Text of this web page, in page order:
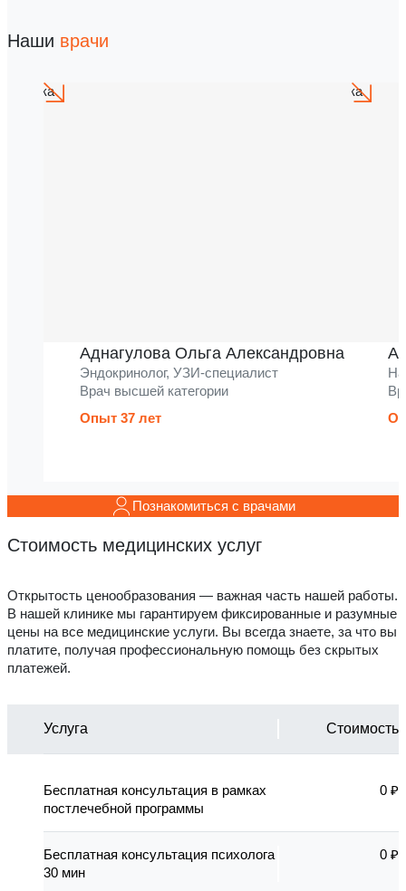
Наши врачи
Аднагулова Ольга Александровна
Эндокринолог, УЗИ-специалист
Врач высшей категории
Опыт 37 лет
Познакомиться с врачами
Стоимость медицинских услуг
Открытость ценообразования — важная часть нашей работы.
В нашей клинике мы гарантируем фиксированные и разумные
цены на все медицинские услуги. Вы всегда знаете, за что вы
платите, получая профессиональную помощь без скрытых
платежей.
Услуга Стоимость
Бесплатная консультация в рамках
постлечебной программы
0 ₽
Бесплатная консультация психолога
30 мин
0 ₽